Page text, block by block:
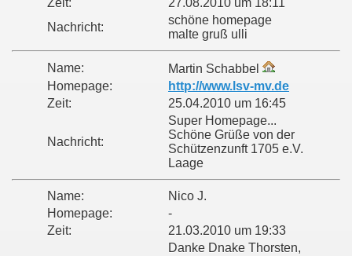
Zeit:
27.08.2010 um 18:11
Nachricht:
schöne homepage
malte gruß ulli
Name:
Martin Schabbel
Homepage:
http://www.lsv-mv.de
Zeit:
25.04.2010 um 16:45
Nachricht:
Super Homepage...
Schöne Grüße von der
Schützenzunft 1705 e.V.
Laage
Name:
Nico J.
Homepage:
-
Zeit:
21.03.2010 um 19:33
Danke Dnake Thorsten,